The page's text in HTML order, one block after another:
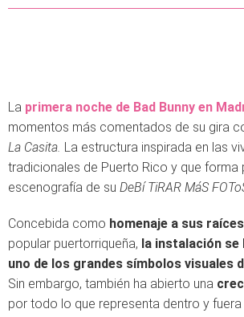
La primera noche de Bad Bunny en
momentos más comentados de su gira
La Casita. La estructura inspirada en las
tradicionales de Puerto Rico y que forma
escenografía de su DeBí TiRAR MáS
Concebida como homenaje a sus raíces
popular puertorriqueña, la instalación se
uno de los grandes símbolos visuales
Sin embargo, también ha abierto una
por todo lo que representa dentro y